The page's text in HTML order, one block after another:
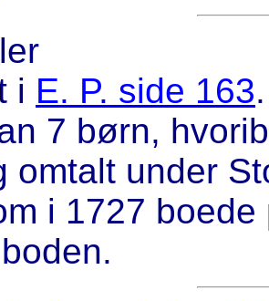
i E. P. side 163
7 børn,
omtalt under
i 1727